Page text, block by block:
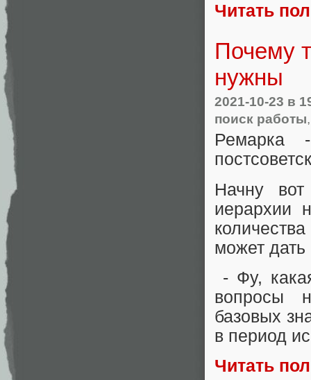
Читать
Почему
нужны
2021-10-23 в
поиск работы
Ремарка
Начну
иерархии
может дать
- Фу,
вопросы
базовых
в период
Читать